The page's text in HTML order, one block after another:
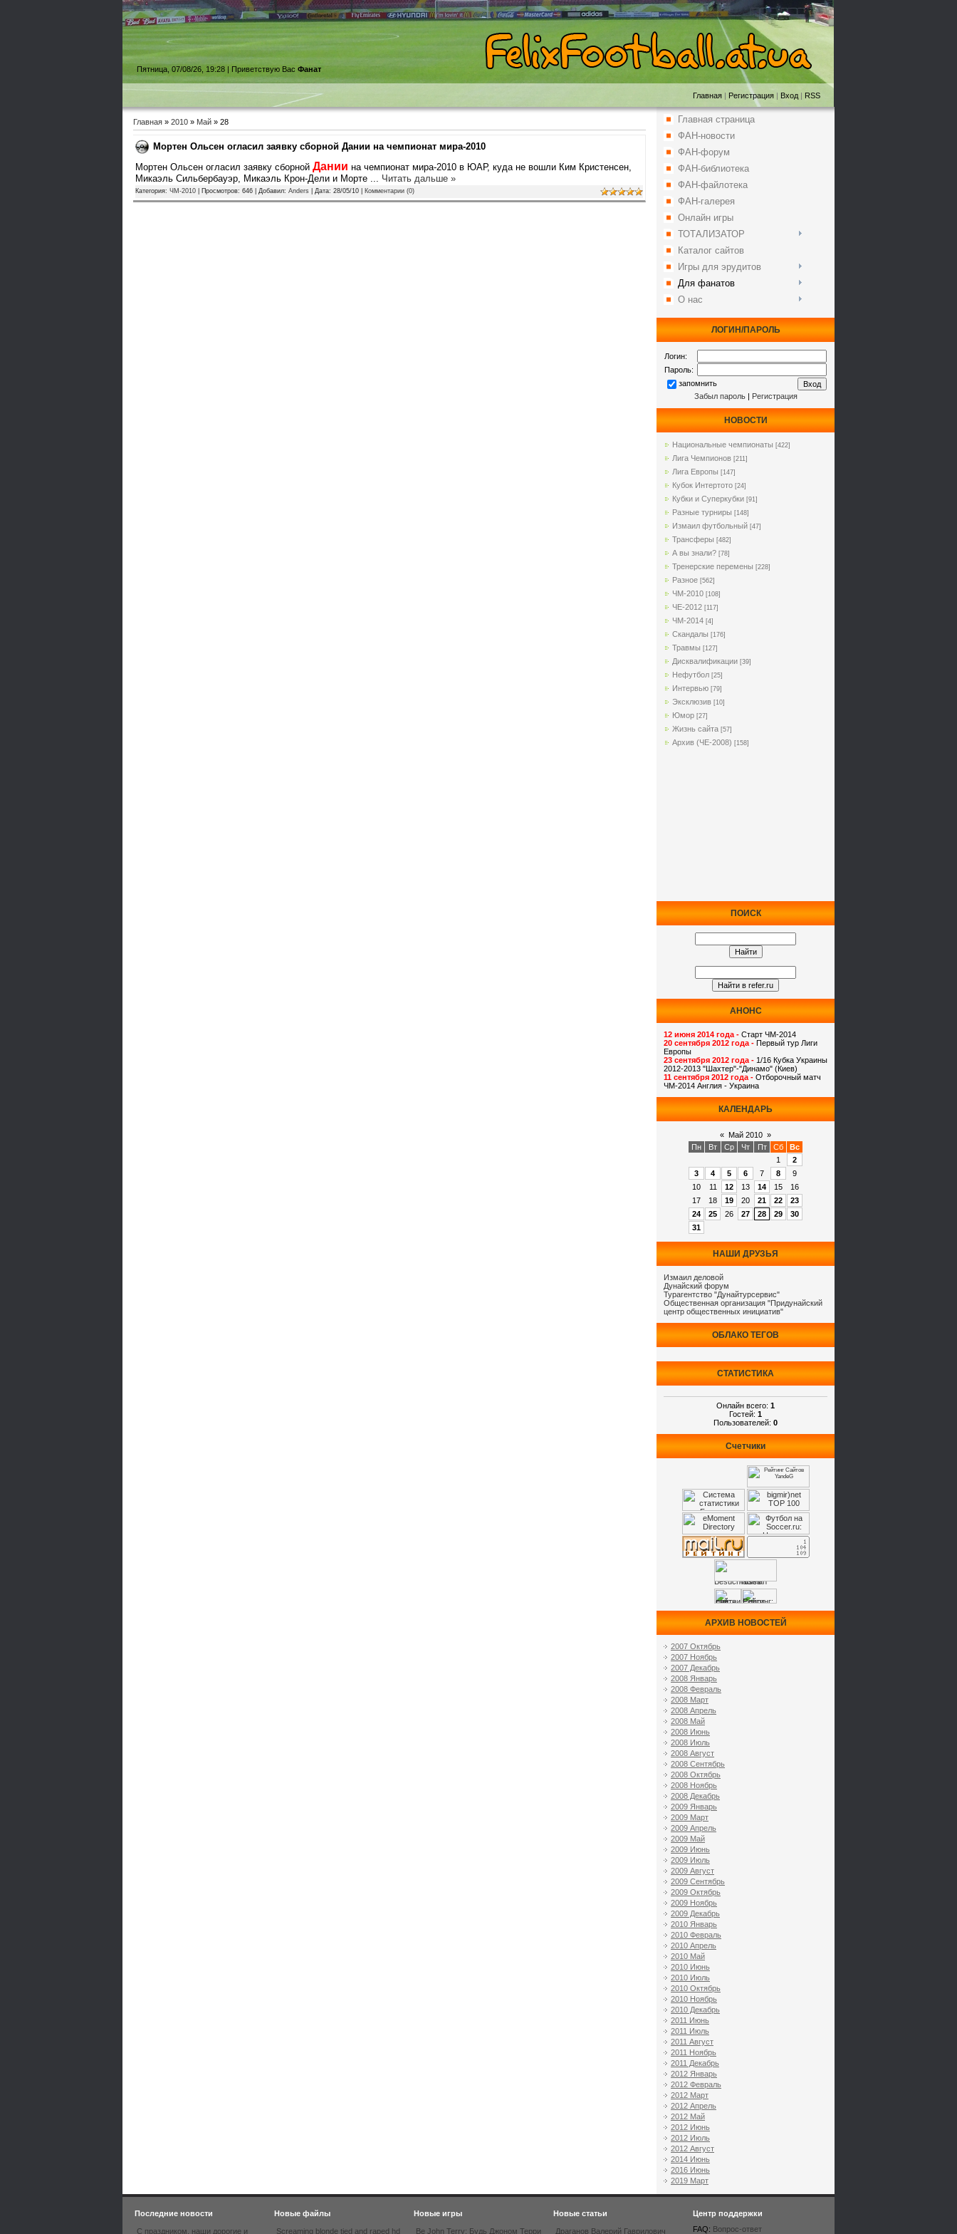
Пятница, 07/08/26, 19:28 | Приветствую Вас Фанат
Главная | Регистрация | Вход | RSS
Главная » 2010 » Май » 28
Мортен Ольсен огласил заявку сборной Дании на чемпионат мира-2010
Мортен Ольсен огласил заявку сборной Дании на чемпионат мира-2010 в ЮАР, куда не вошли Ким Кристенсен,
Микаэль Сильбербауэр, Микаэль Крон-Дели и Морте
Читать дальше »
Категория: ЧМ-2010 | Просмотров: 646 | Добавил: Anders | Дата: 28/05/10 Комментарии (0)
Главная страница
ФАН-новости
ФАН-форум
ФАН-библиотека
ФАН-файлотека
ФАН-галерея
Онлайн игры
ТОТАЛИЗАТОР
Каталог сайтов
Игры для эрудитов
Для фанатов
О нас
ЛОГИН/ПАРОЛЬ
Логин:
Пароль:
запомнить
Забыл пароль| Регистрация
НОВОСТИ
Национальные чемпионаты [422]
Лига Чемпионов [211]
Лига Европы [147]
Кубок Интертото [24]
Кубки и Суперкубки [91]
Разные турниры [148]
Измаил футбольный [47]
Трансферы [482]
А вы знали? [78]
Тренерские перемены [228]
Разное [562]
ЧМ-2010 [108]
ЧЕ-2012 [117]
ЧМ-2014 [4]
Cкандалы [176]
Травмы [127]
Дисквалификации [39]
Нефутбол [25]
Интервью [79]
Эксклюзив [10]
Юмор [27]
Жизнь сайта [57]
Архив (ЧЕ-2008) [158]
ПОИСК
АНОНС
12 июня 2014 года - Старт ЧМ-2014
20 сентября 2012 года - Первый тур Лиги
Европы
23 сентября 2012 года - 1/16 Кубка Украины
2012-2013 "Шахтер"-"Динамо" (Киев)
11 сентября 2012 года - Отборочный матч
ЧМ-2014 Англия - Украина
КАЛЕНДАРЬ
« Май 2010 »
Пн
Вт Ср Чт Пт Сб
Вс
1
2
3
4 5 6 7 8
9
10
11 12 13 14 15
16
17
18 19 20 21 22
23
24
25 26 27 28 29
30
31
НАШИ ДРУЗЬЯ
Измаил деловой
Дунайский форум
Турагентство "Дунайтурсервис"
Общественная организация "Придунайский
центр общественных инициатив"
ОБЛАКО ТЕГОВ
СТАТИСТИКА
Онлайн всего: 1
Гостей: 1
Пользователей: 0
Счетчики
АРХИВ НОВОСТЕЙ
2007 Октябрь
2007 Ноябрь
2007 Декабрь
2008 Январь
2008 Февраль
2008 Март
2008 Апрель
2008 Май
2008 Июнь
2008 Июль
2008 Август
2008 Сентябрь
2008 Октябрь
2008 Ноябрь
2008 Декабрь
2009 Январь
2009 Март
2009 Апрель
2009 Май
2009 Июнь
2009 Июль
2009 Август
2009 Сентябрь
2009 Октябрь
2009 Ноябрь
2009 Декабрь
2010 Январь
2010 Февраль
2010 Апрель
2010 Май
2010 Июнь
2010 Июль
2010 Октябрь
2010 Ноябрь
2010 Декабрь
2011 Июнь
2011 Июль
2011 Август
2011 Ноябрь
2011 Декабрь
2012 Январь
2012 Февраль
2012 Март
2012 Апрель
2012 Май
2012 Июнь
2012 Июль
2012 Август
2014 Июнь
2016 Июнь
2019 Март
Последние новости
С праздником, наши дорогие и
Новые файлы
Screaming blonde tied and raped hd
Новые игры
Be John Terry: Будь Джоном Терри
Новые статьи
Драганов Валерий Гаврилович
Центр поддержки
FAQ: Вопрос-ответ